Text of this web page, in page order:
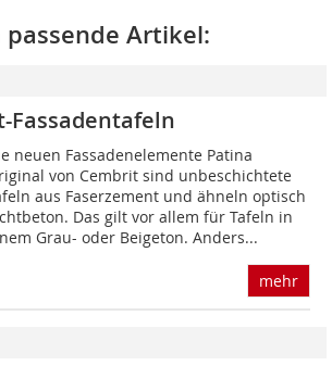
Artikel:
Fassadentafeln
neuen Fassadenelemente Patina
von Cembrit sind unbeschichtete
aus Faserzement und ähneln optisch
Das gilt vor allem für Tafeln in
Grau- oder Beigeton. Anders...
mehr